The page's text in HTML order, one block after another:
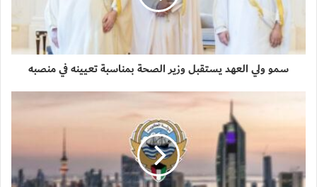
سمو ولي العهد يستقبل وزير الصحة بمناسبة تعيينه في منصبه